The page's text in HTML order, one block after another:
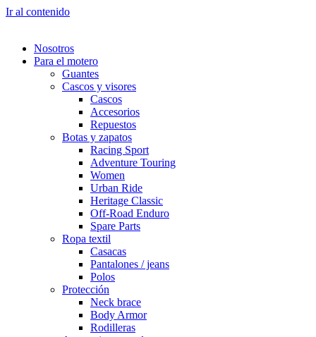
Ir al contenido
Nosotros
Para el motero
Guantes
Cascos y visores
Cascos
Accesorios
Repuestos
Botas y zapatos
Racing Sport
Adventure Touring
Women
Urban Ride
Heritage Classic
Off-Road Enduro
Spare Parts
Ropa textil
Casacas
Pantalones / jeans
Polos
Protección
Neck brace
Body Armor
Rodilleras